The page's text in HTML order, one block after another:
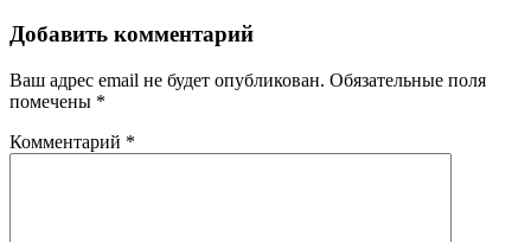
Добавить комментарий
Ваш адрес email не будет опубликован. Обязательные поля
помечены *
Комментарий *